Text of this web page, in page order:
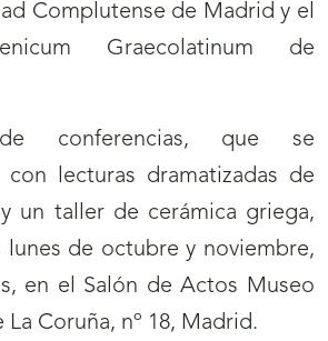
Complutense de Madrid y el
Graecolatinum de
conferencias, que se
con lecturas dramatizadas de
un taller de cerámica griega,
de octubre y noviembre,
en el Salón de Actos Museo
La Coruña, nº 18, Madrid.